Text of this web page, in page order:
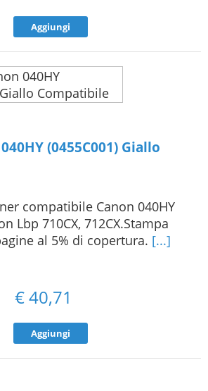
Aggiungi
(0455C001) Giallo
compatibile Canon 040HY
Lbp 710CX, 712CX.Stampa
al 5% di copertura. [...]
€40,71
Aggiungi